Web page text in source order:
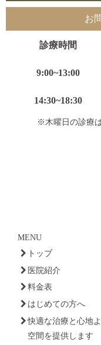
お
診療時間
9:00~13:00
14:30~18:30
※木曜日の診療
MENU
トップ
医院紹介
料金表
はじめての方へ
快適な治療と心地
空間を提供します